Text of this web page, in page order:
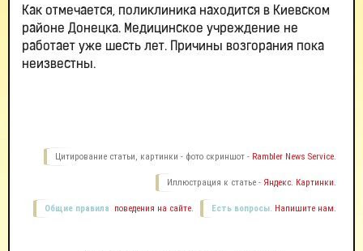
Как отмечается, поликлиника находится в Киевском
районе Донецка. Медицинское учреждение не
работает уже шесть лет. Причины возгорания пока
неизвестны.
Цитирование статьи, картинки - фото скриншот - Rambler News Service.
Иллюстрация к статье - Яндекс. Картинки.
Есть вопросы. Напишите нам.
Общие правила поведения на сайте.